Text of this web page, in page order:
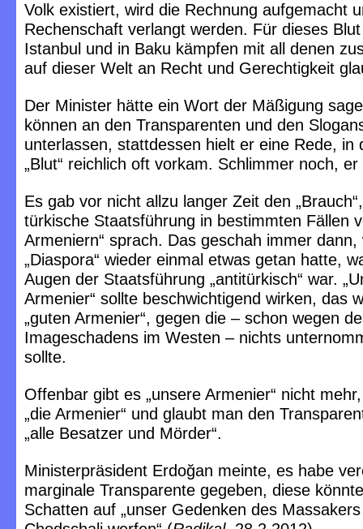
Volk existiert, wird die Rechnung aufgemacht
Rechenschaft verlangt werden. Für dieses
Istanbul und in Baku kämpfen mit all denen
auf dieser Welt an Recht und Gerechtigkeit
Der Minister hätte ein Wort der Mäßigung
können an den Transparenten und den
unterlassen, stattdessen hielt er eine Rede, in
„Blut“ reichlich oft vorkam. Schlimmer noch,
Es gab vor nicht allzu langer Zeit den
türkische Staatsführung in bestimmten Fällen
Armeniern“ sprach. Das geschah immer dann,
„Diaspora“ wieder einmal etwas getan hatte,
Augen der Staatsführung „antitürkisch“ war.
Armenier“ sollte beschwichtigend wirken, das
„guten Armenier“, gegen die – schon wegen
Imageschadens im Westen – nichts
sollte.
Offenbar gibt es „unsere Armenier“ nicht
„die Armenier“ und glaubt man den
„alle Besatzer und Mörder“.
Ministerpräsident Erdoğan meinte, es habe
marginale Transparente gegeben, diese
Schatten auf „unser Gedenken des